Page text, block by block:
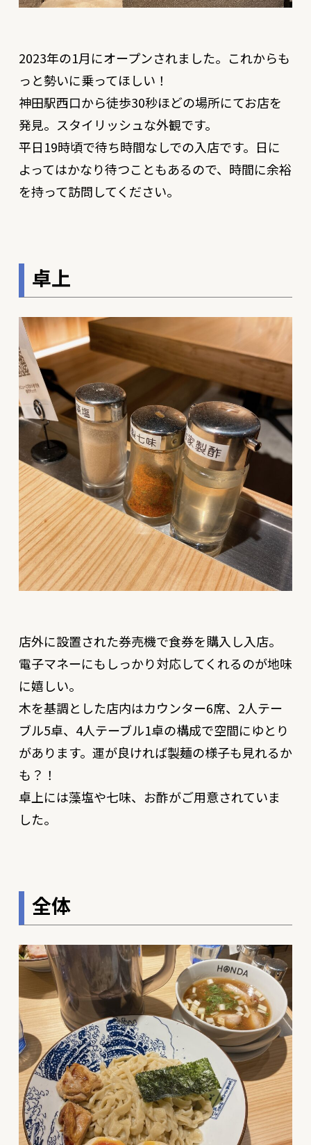
2023年の1月にオープンされました。これからも
っと勢いに乗ってほしい！
神田駅西口から徒歩30秒ほどの場所にてお店を
発見。スタイリッシュな外観です。
平日19時頃で待ち時間なしでの入店です。日に
よってはかなり待つこともあるので、時間に余裕
を持って訪問してください。
卓上
店外に設置された券売機で食券を購入し入店。
電子マネーにもしっかり対応してくれるのが地味
に嬉しい。
木を基調とした店内はカウンター6席、2人テー
ブル5卓、4人テーブル1卓の構成で空間にゆとり
があります。運が良ければ製麺の様子も見れるか
も？！
卓上には藻塩や七味、お酢がご用意されていま
した。
全体